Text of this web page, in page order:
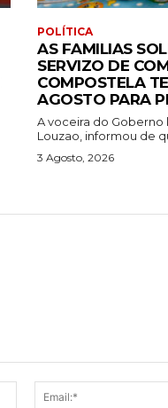
POLÍTICA
AS FAMILIAS
SERVIZO DE
COMPOSTELA
AGOSTO PARA
A voceira do Goberno
Louzao, informou de
3 Agosto, 2026
Name:*